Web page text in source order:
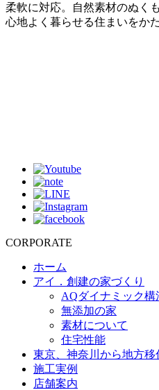
柔軟に対応。自然素材のぬく
心地よく暮らせる住まいをか
CORPORATE
ホーム
アイ．創建の家づくり
AQダイナミック構
無添加の家
素材について
住宅性能
東京、神奈川から地方移
施工実例
店舗案内